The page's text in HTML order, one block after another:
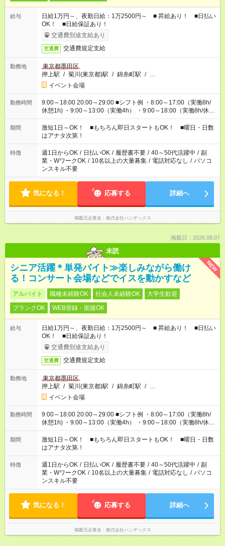
給与
日給1万円～、夜勤日給：1万2500円～ ■ 昇給あり！ ■日払い
OK！ ■日給保証あり！
交通費別途支給あり
交通費 交通費規定支給
勤務地
東京都墨田区
押上駅 / 菊川(東京都)駅 / 錦糸町駅 / …
イベント会場
勤務時間
9:00～18:00 20:00～29:00 ■シフト例 ・8:00～17:00（実働8h/
休憩1h) ・9:00～13:00（実働4h） ・9:00～18:00（実働8h/休憩
1h) ・13:00～17:00（実働4h) ・21:00～翌5:00（実働7h/休憩
1h) など 作業時間は4h～8hで現場により変動あり！ 早く終わ
っても日給保証！ シフトはお気軽にご相談ください♪
期間
激短1日～OK！ ■もちろん即日スタートもOK！ ■曜日・日数
はアナタ次第！
特徴 週1日からOK / 日払いOK / 履歴書不要 / 40～50代活躍中 / 副
業・WワークOK / 10名以上の大量募集 / 電話対応なし / パソコ
ンスキル不要
気になる！ 応募する 詳細へ
掲載元企業名 株式会社ハンデックス
掲載日：2026.08.07
未読
NEW
シニア活躍＊単発バイト≫楽しみながら働け
る！コンサート会場などでイスを動かすなど
アルバイト 職種未経験OK 社会人未経験OK
大学生歓迎
ブランクOK
WEB登録・面接OK
給与
日給1万円～、夜勤日給：1万2500円～ ■ 昇給あり！ ■日払い
OK！ ■日給保証あり！
交通費別途支給あり
交通費 交通費規定支給
勤務地
東京都墨田区
押上駅 / 菊川(東京都)駅 / 錦糸町駅 / …
イベント会場
勤務時間
9:00～18:00 20:00～29:00 ■シフト例 ・8:00～17:00（実働8h/
休憩1h) ・9:00～13:00（実働4h） ・9:00～18:00（実働8h/休憩
1h) ・13:00～17:00（実働4h) ・21:00～翌5:00（実働7h/休憩
1h) など 作業時間は4h～8hで現場により変動あり！ 早く終わ
っても日給保証！ シフトはお気軽にご相談ください♪
期間
激短1日～OK！ ■もちろん即日スタートもOK！ ■曜日・日数
はアナタ次第！
特徴 週1日からOK / 日払いOK / 履歴書不要 / 40～50代活躍中 / 副
業・WワークOK / 10名以上の大量募集 / 電話対応なし / パソコ
ンスキル不要
気になる！ 応募する 詳細へ
掲載元企業名 株式会社ハンデックス